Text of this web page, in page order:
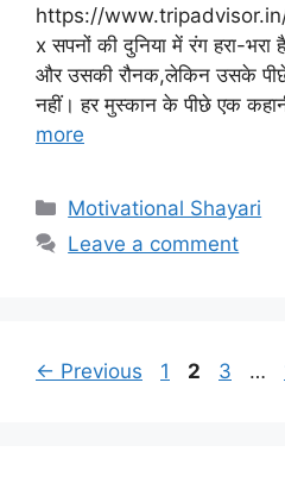
https://
x सपनों की दुनिया में रंग हरा-
और उसकी रौनक,लेकिन उसके
नहीं। हर मुस्कान के पीछे एक
more
Categories
Motivational Shayari
Leave a comment
← Previous Page
1 Page
2 Page
3 …